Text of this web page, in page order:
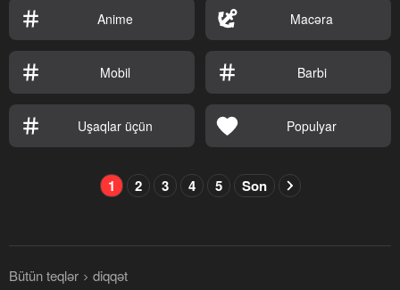
Anime Macəra
Mobil Barbi
Uşaqlar üçün Populyar
1 2 3 4 5 Son
Bütün teqlər diqqət